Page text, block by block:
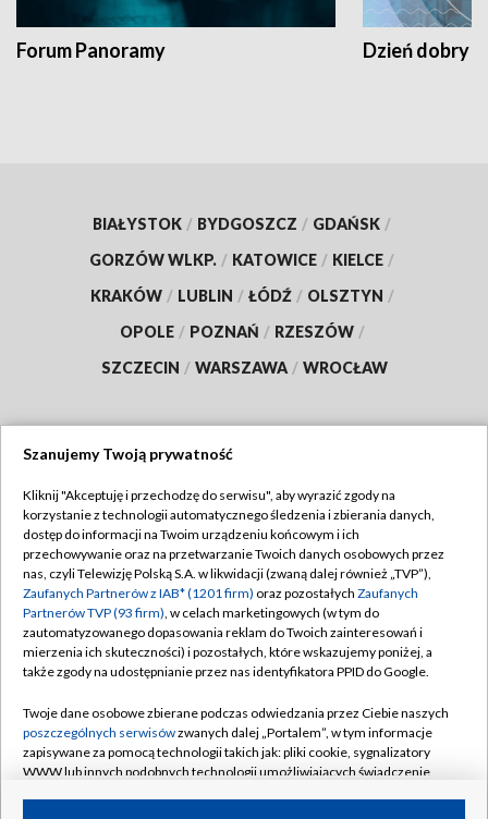
Forum Panoramy Dzień dobry
BIAŁYSTOK / BYDGOSZCZ / GDAŃSK /
GORZÓW WLKP. / KATOWICE / KIELCE /
KRAKÓW / LUBLIN / ŁÓDŹ / OLSZTYN /
OPOLE / POZNAŃ / RZESZÓW /
SZCZECIN / WARSZAWA / WROCŁAW
TVP
Abonament TVP
Emisja w TVP
Centrum informacji TVP
Naziemna Telewizja Cyfrowa
Rada Programowa
System NOS
Informacje o nadawcy
Regulamin TVP
Polityka prywatności
Moje zgody
Pomoc
Kontakt
Kanały
Szanujemy Twoją prywatność
Kliknij "Akceptuję i przechodzę do serwisu", aby wyrazić zgody na
korzystanie z technologii automatycznego śledzenia i zbierania danych,
dostęp do informacji na Twoim urządzeniu końcowym i ich
przechowywanie oraz na przetwarzanie Twoich danych osobowych przez
nas, czyli Telewizję Polską S.A. w likwidacji (zwaną dalej również „TVP”),
Zaufanych Partnerów z IAB* (1201 firm) oraz pozostałych Zaufanych
Partnerów TVP (93 firm), w celach marketingowych (w tym do
zautomatyzowanego dopasowania reklam do Twoich zainteresowań i
mierzenia ich skuteczności) i pozostałych, które wskazujemy poniżej, a
także zgody na udostępnianie przez nas identyfikatora PPID do Google.
Twoje dane osobowe zbierane podczas odwiedzania przez Ciebie naszych
poszczególnych serwisówzwanych dalej „Portalem”, w tym informacje
zapisywane za pomocą technologii takich jak: pliki cookie, sygnalizatory
WWW lub innych podobnych technologii umożliwiających świadczenie